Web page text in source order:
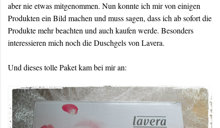
aber nie etwas mitgenommen. Nun konnte ich mir von einigen
Produkten ein Bild machen und muss sagen, dass ich ab sofort die
Produkte mehr beachten und auch kaufen werde. Besonders
interessieren mich noch die Duschgels von Lavera.
Und dieses tolle Paket kam bei mir an: